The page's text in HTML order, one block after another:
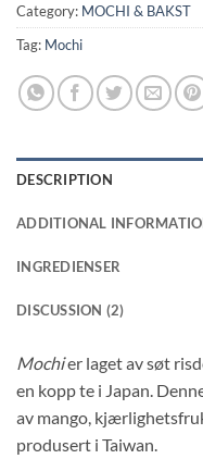
Category: MOCHI & BAKST
Tag: Mochi
DESCRIPTION
ADDITIONAL
INGREDIENSER
DISCUSSION (2)
Mochier laget av søt
en kopp te i Japan.
av mango,
produsert i Taiwan.